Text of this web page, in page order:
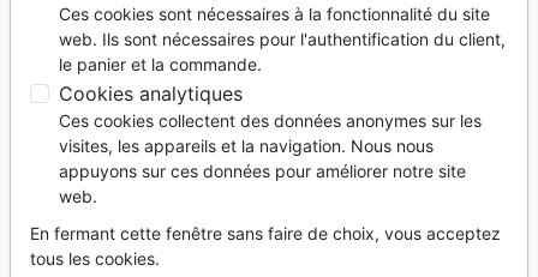
Accueil Divers Tableaux et posters
Tableaux et posters
Filtrer tune
Ces cookies sont nécessaires à la fonctionnalité du site
web. Ils sont nécessaires pour l'authentification du client,
le panier et la commande.
Cookies analytiques
Ces cookies collectent des données anonymes sur les
visites, les appareils et la navigation. Nous nous
appuyons sur ces données pour améliorer notre site
web.
En fermant cette fenêtre sans faire de choix, vous acceptez
tous les cookies.